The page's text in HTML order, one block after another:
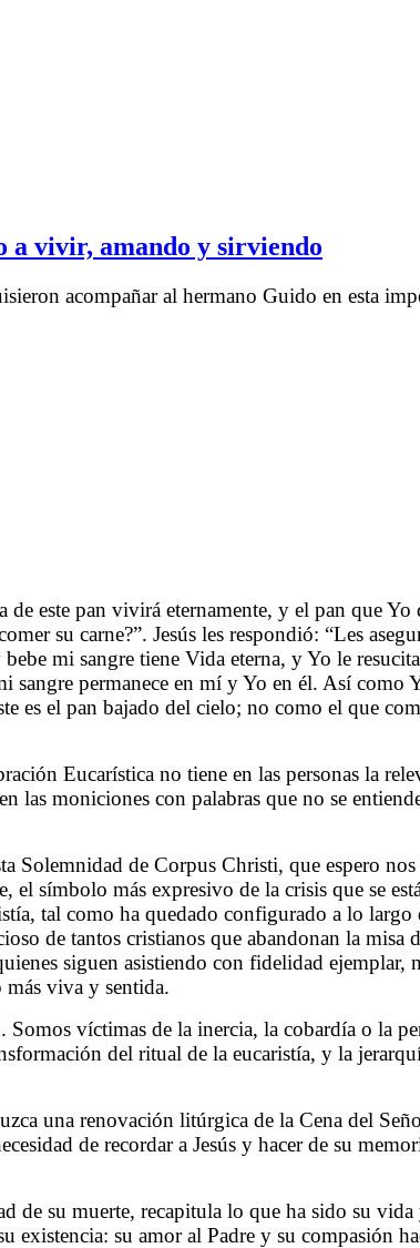
a vivir, amando y sirviendo
acompañar al hermano Guido en esta
este pan vivirá eternamente, y el pan que
su carne?”. Jesús les respondió: “Les
mi sangre tiene Vida eterna, y Yo le
permanece en mí y Yo en él. Así como
es el pan bajado del cielo; no como el que
Eucarística no tiene en las personas la
las moniciones con palabras que no se
Solemnidad de Corpus Christi, que espero
el símbolo más expresivo de la crisis que se
tal como ha quedado configurado a lo
de tantos cristianos que abandonan la misa
siguen asistiendo con fidelidad ejemplar,
más viva y sentida.
víctimas de la inercia, la cobardía o la
del ritual de la eucaristía, y la
una renovación litúrgica de la Cena del
de recordar a Jesús y hacer de su
de su muerte, recapitula lo que ha sido su
existencia: su amor al Padre y su compasión